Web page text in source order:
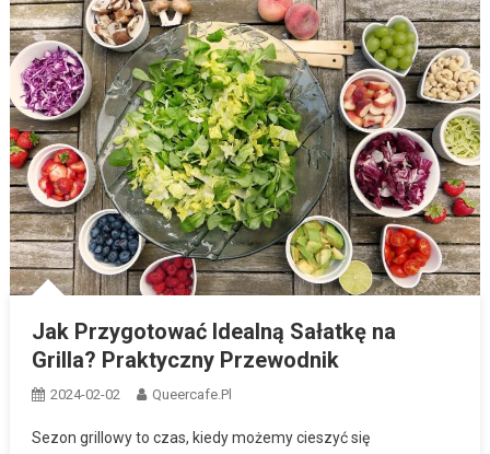
Jak Przygotować Idealną Sałatkę na
Grilla? Praktyczny Przewodnik
2024-02-02 Queercafe.pl
Sezon grillowy to czas, kiedy możemy cieszyć się